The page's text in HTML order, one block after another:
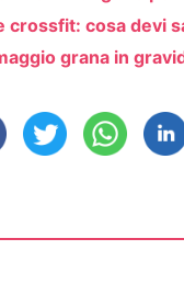
crossfit: cosa devi
grana in